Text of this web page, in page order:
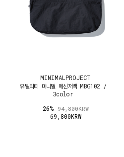
MINIMALPROJECT
유틸리티 미니멀 메신저백 MBG102 /
3color
26% 94,800KRW
69,800KRW